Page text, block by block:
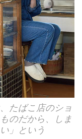
たばこ店のショ
のだから、しま
」という